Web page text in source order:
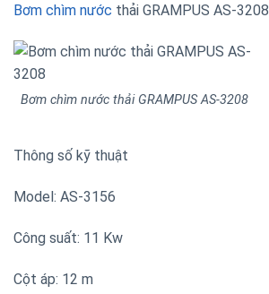
Bơm chìm nước thải GRAMPUS AS-3208
Bơm chìm nước thải GRAMPUS AS-3208
Thông số kỹ thuật
Model: AS-3156
Công suất: 11 Kw
Cột áp: 12 m